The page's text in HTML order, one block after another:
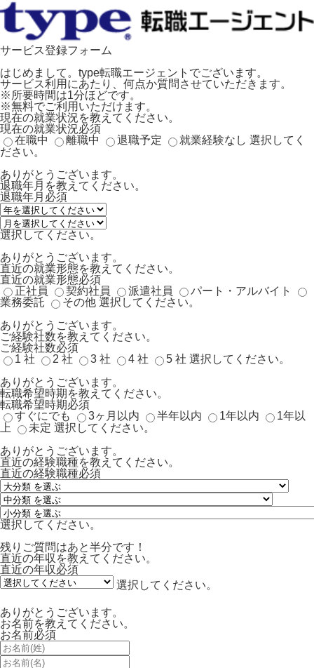
サービス登録フォーム
はじめまして。type転職エージェントでございます。
サービス利用にあたり、何点か質問させていただきます。
※所要時間は1分ほどです。
※無料でご利用いただけます。
現在の就業状況を教えてください。
現在の就業状況必須
在職中
離職中 退職予定 就業経験なし 選択してく
ださい。
ありがとうございます。
退職年月を教えてください。
退職年月 必須
選択してください。
ありがとうございます。
直近の就業形態を教えてください。
直近の就業形態必須
正社員
契約社員 派遣社員
パート・アルバイト
業務委託
その他 選択してください。
ありがとうございます。
ご経験社数を教えてください。
ご経験社数必須
1 社
2 社 3 社 4 社 5 社 選択してください。
ありがとうございます。
転職希望時期を教えてください。
転職希望時期必須
すぐにでも
3ヶ月以内 半年以内 1年以内
1年以
上
未定 選択してください。
ありがとうございます。
直近の経験職種を教えてください。
直近の経験職種必須
選択してください。
残りご質問はあと半分です！
直近の年収を教えてください。
直近の年収必須
選択してください。
ありがとうございます。
お名前を教えてください。
お名前必須